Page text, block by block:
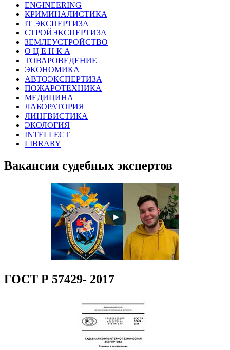
ENGINEERING
КРИМИНАЛИСТИКА
IT ЭКСПЕРТИЗА
СТРОЙЭКСПЕРТИЗА
ЗЕМЛЕУСТРОЙСТВО
О Ц Е Н К А
ТОВАРОВЕДЕНИЕ
ЭКОНОМИКА
АВТОЭКСПЕРТИЗА
ПОЖАРОТЕХНИКА
МЕДИЦИНА
ЛАБОРАТОРИЯ
ЛИНГВИСТИКА
ЭКОЛОГИЯ
INTELLECT
LIBRARY
Вакансии судебных экспертов
ГОСТ Р 57429- 2017